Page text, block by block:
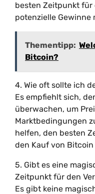
besten Zeitpunkt für
potenzielle Gewinne
Thementipp:
Bitcoin?
4. Wie oft sollte ich
Es empfiehlt sich,
überwachen, um
Marktbedingungen
helfen, den besten
den Kauf von
5. Gibt es eine
Zeitpunkt für den
Es gibt keine